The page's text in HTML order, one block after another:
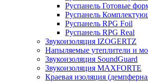
Руспанель Готовые
Руспанель
Руспанель RPG Foil
Руспанель RPG Real
Звукоизоляция IZOGERTZ
Напыляемые утеплители и
Звукоизоляция SoundGuard
Звукоизоляция MAXFORTE
Краевая изоляция